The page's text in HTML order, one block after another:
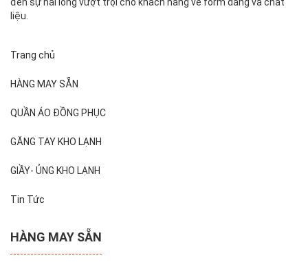
đến sự hài lòng vượt trội cho khách hàng về form dáng và chất
liệu.
Trang chủ
HÀNG MAY SẴN
QUẦN ÁO ĐỒNG PHỤC
GĂNG TAY KHO LẠNH
GIẦY- ỦNG KHO LẠNH
Tin Tức
HÀNG MAY SẴN